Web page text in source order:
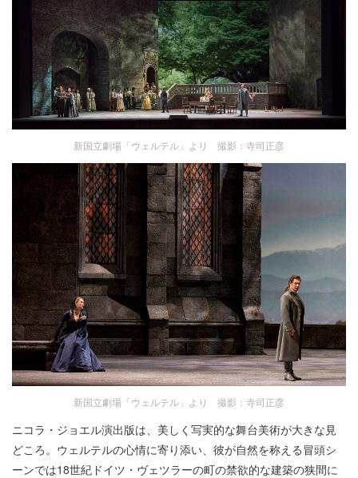
新国立劇場「ウェルテル」より 撮影：寺司正彦
新国立劇場「ウェルテル」より 撮影：寺司正彦
ニコラ・ジョエル演出版は、美しく写実的な舞台美術が大きな見
どころ。ウェルテルの心情に寄り添い、彼が自然を称える冒頭シ
ーンでは18世紀ドイツ・ヴェツラーの町の禁欲的な建築の狭間に